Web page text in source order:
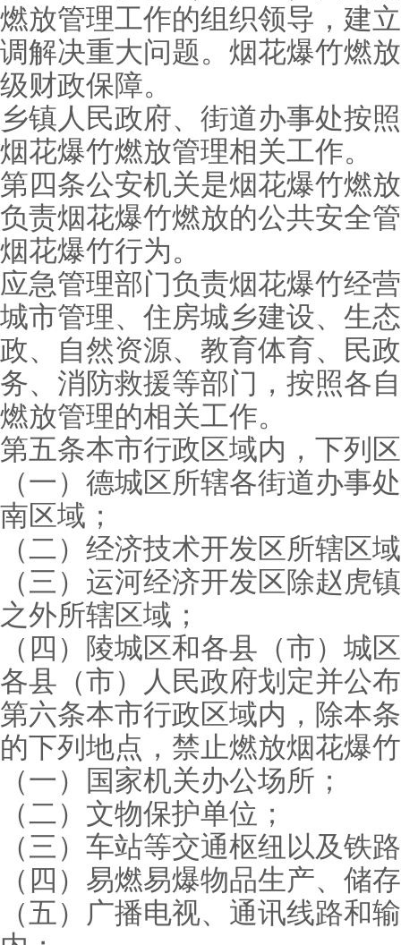
燃放管理工作的组织领导，建
调解决重大问题。烟花爆竹燃
级财政保障。
乡镇人民政府、街道办事处按
烟花爆竹燃放管理相关工作。
第四条公安机关是烟花爆竹燃
负责烟花爆竹燃放的公共安全
烟花爆竹行为。
应急管理部门负责烟花爆竹经
城市管理、住房城乡建设、生
政、自然资源、教育体育、民
务、消防救援等部门，按照各
燃放管理的相关工作。
第五条本市行政区域内，下列
（一）德城区所辖各街道办事
南区域；
（二）经济技术开发区所辖区
（三）运河经济开发区除赵虎
之外所辖区域；
（四）陵城区和各县（市）城
各县（市）人民政府划定并公
第六条本市行政区域内，除本
的下列地点，禁止燃放烟花爆
（一）国家机关办公场所；
（二）文物保护单位；
（三）车站等交通枢纽以及铁
（四）易燃易爆物品生产、储
（五）广播电视、通讯线路和